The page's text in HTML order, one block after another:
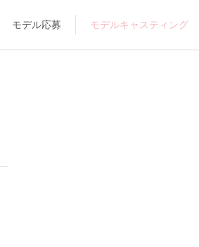
モデル応募 モデルキャスティング